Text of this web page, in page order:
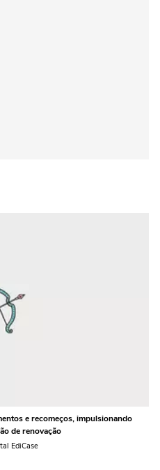
e recomeços, impulsionando
de renovação
EdiCase